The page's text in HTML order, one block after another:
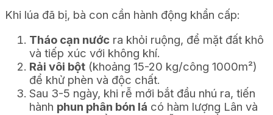
Khi lúa đã bị, bà con cần hành động khẩn cấp:
Tháo cạn nước ra khỏi ruộng, để mặt đất khô
và tiếp xúc với không khí.
Rải vôi bột (khoảng 15-20 kg/công 1000m²)
để khử phèn và độc chất.
Sau 3-5 ngày, khi rễ mới bắt đầu nhú ra, tiến
hành phun phân bón lá có hàm lượng Lân và